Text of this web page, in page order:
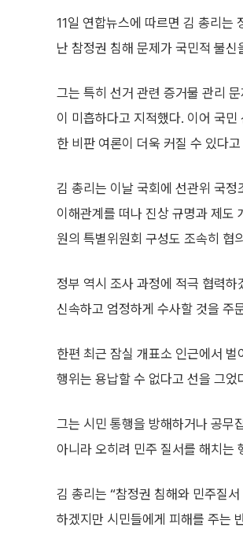
11일 연합뉴스에 따르면 김 총리는
난 참정권 침해 문제가 국민적 불
그는 특히 선거 관련 증거물 관리
이 미흡하다고 지적했다. 이어 국
한 비판 여론이 더욱 커질 수 있다
김 총리는 이날 국회에 선관위 국
이해관계를 떠나 진상 규명과 제도
원의 특별위원회 구성도 조속히 협
정부 역시 조사 과정에 적극 협력
신속하고 엄정하게 수사할 것을 주
한편 최근 잠실 개표소 인근에서
행위는 용납할 수 없다고 선을 그었
그는 시민 통행을 방해하거나 공무
아니라 오히려 민주 질서를 해치는
김 총리는 “참정권 침해와 민주질
하겠지만 시민들에게 피해를 주는